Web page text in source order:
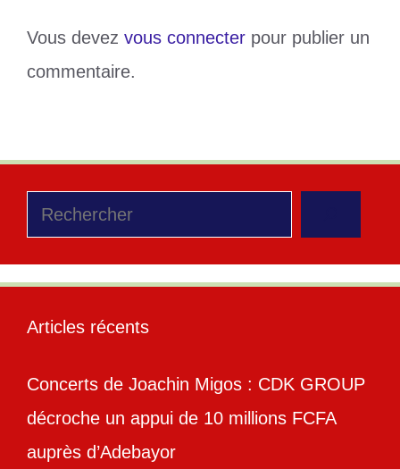
Vous devez vous connecter pour publier un
commentaire.
Rechercher
Articles récents
Concerts de Joachin Migos : CDK GROUP
décroche un appui de 10 millions FCFA
auprès d’Adebayor